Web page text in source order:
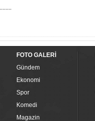
FOTO GALERİ
Gündem
Ekonomi
Spor
Komedi
Magazin